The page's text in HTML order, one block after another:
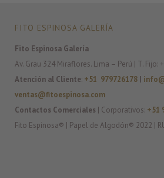
FITO ESPINOSA GALERÍA
Fito Espinosa Galería
Av. Grau 324 Miraflores. Lima – Perú | T. Fijo:
Atención al Cliente: +51 979726178 |
ventas@fitoespinosa.com
Contactos Comerciales | Corporativos: +51
Fito Espinosa® | Papel de Algodón® 2022 |